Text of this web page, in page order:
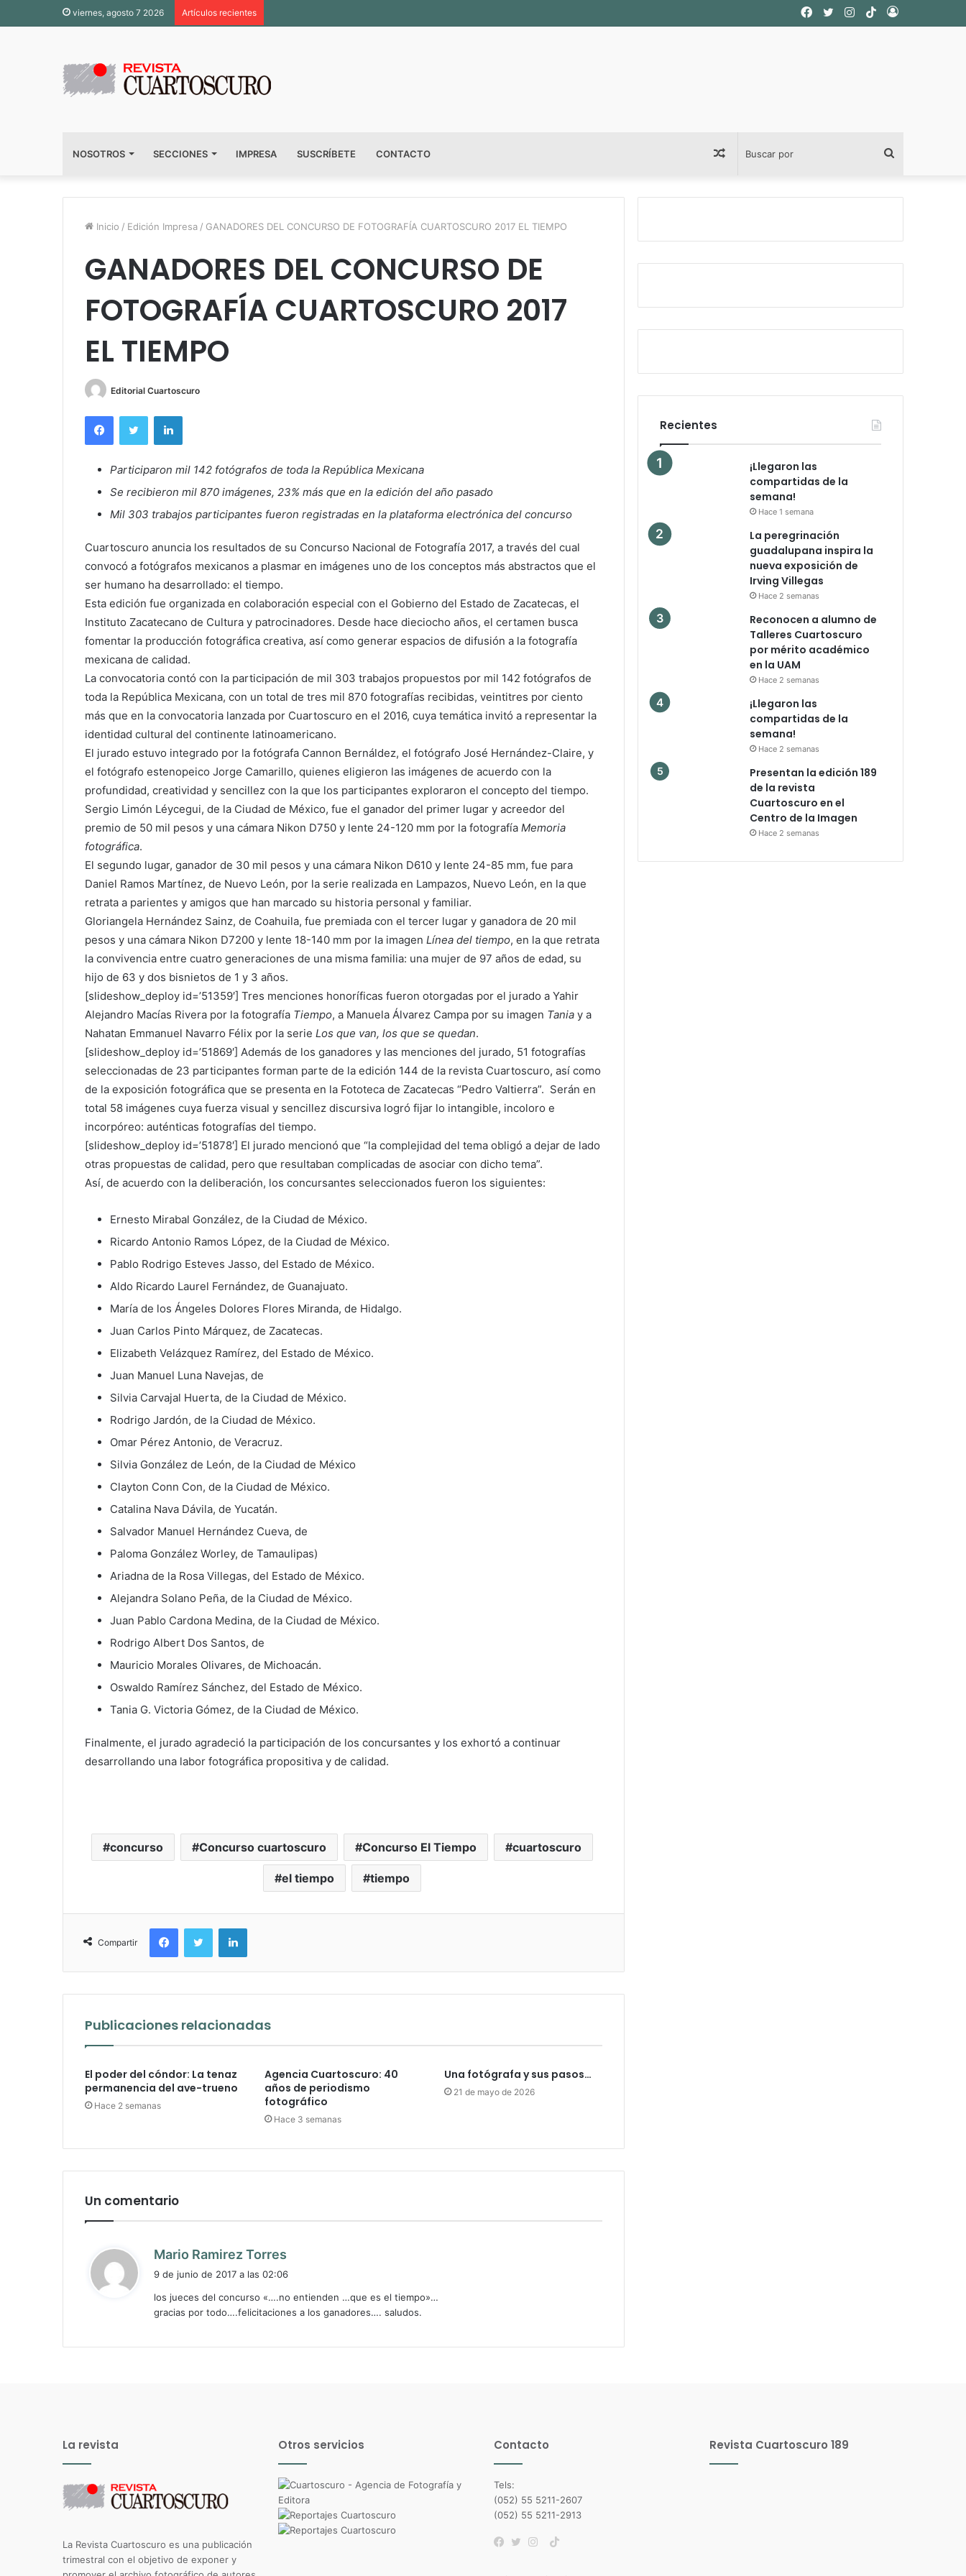
viernes, agosto 7 2026 Artículos recientes Acceso
TikTok
Instagram
Twitter
Facebook
NOSOTROS SECCIONES IMPRESA SUSCRÍBETE CONTACTO
por
Publicación
al
azar
Inicio / Edición Impresa / GANADORES DEL CONCURSO DE FOTOGRAFÍA CUARTOSCURO 2017 EL TIEMPO
GANADORES DEL CONCURSO DE
FOTOGRAFÍA CUARTOSCURO 2017
EL TIEMPO
Editorial Cuartoscuro
FacebookTwitter LinkedIn
Participaron mil 142 fotógrafos de toda la República Mexicana
Se recibieron mil 870 imágenes, 23% más que en la edición del año pasado
Mil 303 trabajos participantes fueron registradas en la plataforma electrónica del concurso
Cuartoscuro anuncia los resultados de su Concurso Nacional de Fotografía 2017, a través del cual
convocó a fotógrafos mexicanos a plasmar en imágenes uno de los conceptos más abstractos que el
ser humano ha desarrollado: el tiempo.
Esta edición fue organizada en colaboración especial con el Gobierno del Estado de Zacatecas, el
Instituto Zacatecano de Cultura y patrocinadores. Desde hace dieciocho años, el certamen busca
fomentar la producción fotográfica creativa, así como generar espacios de difusión a la fotografía
mexicana de calidad.
La convocatoria contó con la participación de mil 303 trabajos propuestos por mil 142 fotógrafos de
toda la República Mexicana, con un total de tres mil 870 fotografías recibidas, veintitres por ciento
más que en la convocatoria lanzada por Cuartoscuro en el 2016, cuya temática invitó a representar la
identidad cultural del continente latinoamericano.
El jurado estuvo integrado por la fotógrafa Cannon Bernáldez, el fotógrafo José Hernández-Claire, y
el fotógrafo estenopeico Jorge Camarillo, quienes eligieron las imágenes de acuerdo con la
profundidad, creatividad y sencillez con la que los participantes exploraron el concepto del tiempo.
Sergio Limón Léycegui, de la Ciudad de México, fue el ganador del primer lugar y acreedor del
premio de 50 mil pesos y una cámara Nikon D750 y lente 24-120 mm por la fotografía Memoria
fotográfica.
El segundo lugar, ganador de 30 mil pesos y una cámara Nikon D610 y lente 24-85 mm, fue para
Daniel Ramos Martínez, de Nuevo León, por la serie realizada en Lampazos, Nuevo León, en la que
retrata a parientes y amigos que han marcado su historia personal y familiar.
Gloriangela Hernández Sainz, de Coahuila, fue premiada con el tercer lugar y ganadora de 20 mil
pesos y una cámara Nikon D7200 y lente 18-140 mm por la imagen Línea del tiempo, en la que retrata
la convivencia entre cuatro generaciones de una misma familia: una mujer de 97 años de edad, su
hijo de 63 y dos bisnietos de 1 y 3 años.
[slideshow_deploy id=’51359′] Tres menciones honoríficas fueron otorgadas por el jurado a Yahir
Alejandro Macías Rivera por la fotografía Tiempo, a Manuela Álvarez Campa por su imagen Tania y a
Nahatan Emmanuel Navarro Félix por la serie Los que van, los que se quedan.
[slideshow_deploy id=’51869′] Además de los ganadores y las menciones del jurado, 51 fotografías
seleccionadas de 23 participantes forman parte de la edición 144 de la revista Cuartoscuro, así como
de la exposición fotográfica que se presenta en la Fototeca de Zacatecas “Pedro Valtierra”. Serán en
total 58 imágenes cuya fuerza visual y sencillez discursiva logró fijar lo intangible, incoloro e
incorpóreo: auténticas fotografías del tiempo.
[slideshow_deploy id=’51878′] El jurado mencionó que “la complejidad del tema obligó a dejar de lado
otras propuestas de calidad, pero que resultaban complicadas de asociar con dicho tema”.
Así, de acuerdo con la deliberación, los concursantes seleccionados fueron los siguientes:
Ernesto Mirabal González, de la Ciudad de México.
Ricardo Antonio Ramos López, de la Ciudad de México.
Pablo Rodrigo Esteves Jasso, del Estado de México.
Aldo Ricardo Laurel Fernández, de Guanajuato.
María de los Ángeles Dolores Flores Miranda, de Hidalgo.
Juan Carlos Pinto Márquez, de Zacatecas.
Elizabeth Velázquez Ramírez, del Estado de México.
Juan Manuel Luna Navejas, de
Silvia Carvajal Huerta, de la Ciudad de México.
Rodrigo Jardón, de la Ciudad de México.
Omar Pérez Antonio, de Veracruz.
Silvia González de León, de la Ciudad de México
Clayton Conn Con, de la Ciudad de México.
Catalina Nava Dávila, de Yucatán.
Salvador Manuel Hernández Cueva, de
Paloma González Worley, de Tamaulipas)
Ariadna de la Rosa Villegas, del Estado de México.
Alejandra Solano Peña, de la Ciudad de México.
Juan Pablo Cardona Medina, de la Ciudad de México.
Rodrigo Albert Dos Santos, de
Mauricio Morales Olivares, de Michoacán.
Oswaldo Ramírez Sánchez, del Estado de México.
Tania G. Victoria Gómez, de la Ciudad de México.
Finalmente, el jurado agradeció la participación de los concursantes y los exhortó a continuar
desarrollando una labor fotográfica propositiva y de calidad.
concurso Concurso cuartoscuro Concurso El Tiempo cuartoscuro
el tiempo tiempo
Compartir
FacebookTwitter LinkedIn
Publicaciones relacionadas
El poder del cóndor: La tenaz
permanencia del ave-trueno
Hace 2 semanas
Agencia Cuartoscuro: 40
años de periodismo
fotográfico
Hace 3 semanas
Una fotógrafa y sus pasos…
21 de mayo de 2026
Un comentario
Mario Ramirez Torres
e
:
9 de junio de 2017 a las 02:06
los jueces del concurso «….no entienden …que es el tiempo»…
gracias por todo….felicitaciones a los ganadores…. saludos.
Recientes
¡Llegaron las
compartidas de la
semana!
Hace 1 semana
La peregrinación
guadalupana inspira la
nueva exposición de
Irving Villegas
Hace 2 semanas
Reconocen a alumno de
Talleres Cuartoscuro
por mérito académico
en la UAM
Hace 2 semanas
¡Llegaron las
compartidas de la
semana!
Hace 2 semanas
Presentan la edición 189
de la revista
Cuartoscuro en el
Centro de la Imagen
Hace 2 semanas
La revista
La Revista Cuartoscuro es una publicación
trimestral con el objetivo de exponer y
Otros servicios Contacto
Tels:
(052) 55 5211-2607
(052) 55 5211-2913
TikTok
Revista Cuartoscuro 189